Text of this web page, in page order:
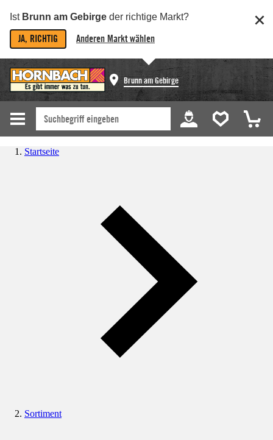
Ist Brunn am Gebirge der richtige Markt?
JA, RICHTIG Anderen Markt wählen
Brunn am Gebirge
Startseite
Sortiment